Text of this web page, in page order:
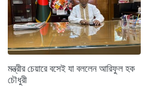
মন্ত্রীর চেয়ারে বসেই যা বললেন আরিফুল হক
চৌধুরী